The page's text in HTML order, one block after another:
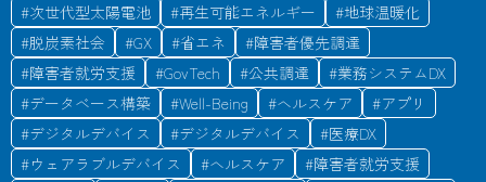
#次世代型太陽電池 #再生可能エネルギー #地球温暖化
#脱炭素社会 #GX #省エネ #障害者優先調達
#障害者就労支援 #GovTech #公共調達 #業務システムDX
#データベース構築 #Well-Being #ヘルスケア #アプリ
#デジタルデバイス #デジタルデバイス #医療DX
#ウェアラブルデバイス #ヘルスケア #障害者就労支援